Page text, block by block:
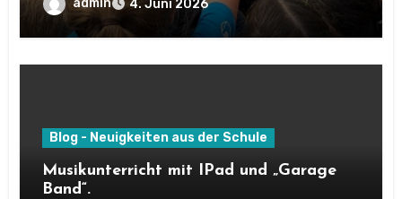
admin 4. Juni 2026
Blog - Neuigkeiten aus der Schule
Musikunterricht mit IPad und „Garage
Band“.